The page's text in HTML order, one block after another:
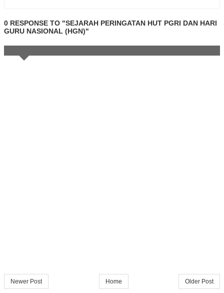
0 RESPONSE TO "SEJARAH PERINGATAN HUT PGRI DAN HARI
GURU NASIONAL (HGN)"
Newer Post Older Post
Home